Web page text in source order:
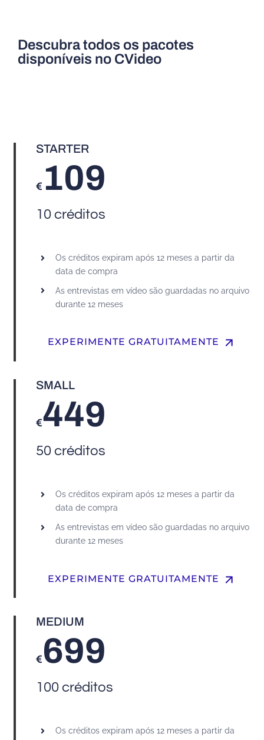
Descubra todos os pacotes
disponíveis no CVideo
STARTER
€ 109
10 créditos
Os créditos expiram após 12 meses a partir da
data de compra
As entrevistas em vídeo são guardadas no arquivo
durante 12 meses
EXPERIMENTE GRATUITAMENTE arrow_upward
SMALL
€449
50 créditos
Os créditos expiram após 12 meses a partir da
data de compra
As entrevistas em vídeo são guardadas no arquivo
durante 12 meses
EXPERIMENTE GRATUITAMENTE arrow_upward
MEDIUM
€ 699
100 créditos
Os créditos expiram após 12 meses a partir da